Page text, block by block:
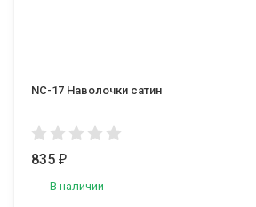
NC-17 Наволочки сатин
835₽
В наличии